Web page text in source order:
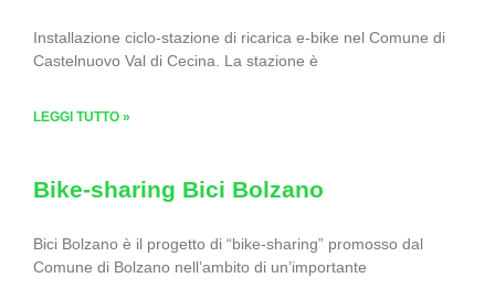
Installazione ciclo-stazione di ricarica e-bike nel Comune di
Castelnuovo Val di Cecina. La stazione è
LEGGI TUTTO »
Bike-sharing Bici Bolzano
Bici Bolzano è il progetto di “bike-sharing” promosso dal
Comune di Bolzano nell’ambito di un’importante